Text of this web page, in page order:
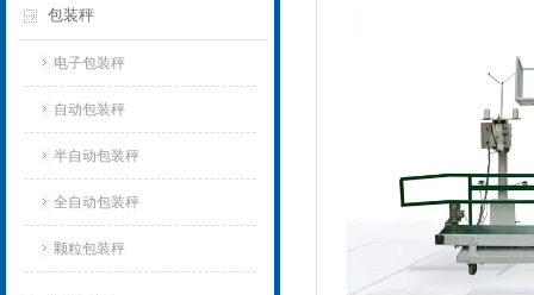
包装秤
电子包装秤
自动包装秤
半自动包装秤
全自动包装秤
颗粒包装秤